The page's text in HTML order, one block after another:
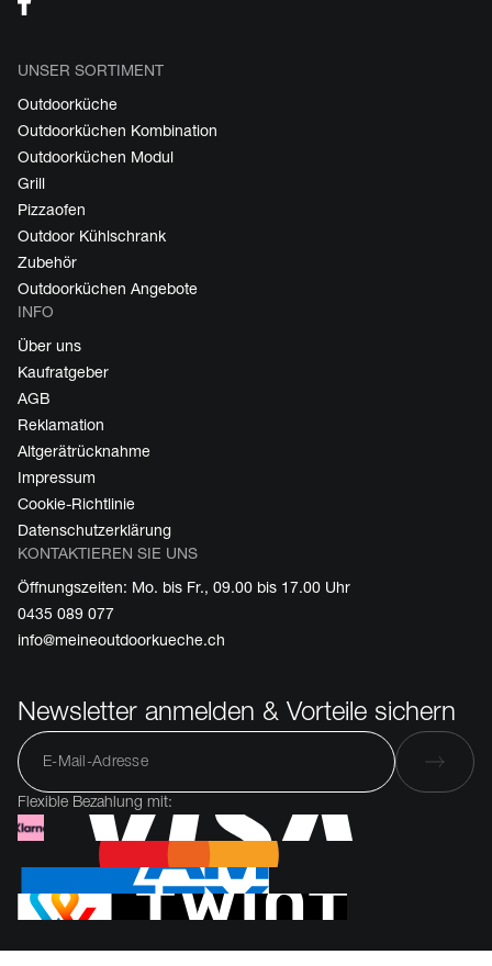
UNSER SORTIMENT
Outdoorküche
Outdoorküchen Kombination
Outdoorküchen Modul
Grill
Pizzaofen
Outdoor Kühlschrank
Zubehör
Outdoorküchen Angebote
INFO
Über uns
Kaufratgeber
AGB
Reklamation
Altgerätrücknahme
Impressum
Cookie-Richtlinie
Datenschutzerklärung
KONTAKTIEREN SIE UNS
Öffnungszeiten: Mo. bis Fr., 09.00 bis 17.00 Uhr
0435 089 077
info@meineoutdoorkueche.ch
Newsletter anmelden & Vorteile sichern
Flexible Bezahlung mit: